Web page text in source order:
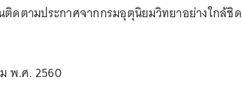
ติดตามประกาศจากกรมอุตุนิยมวิทยาอย่างใกล้ชิด
พ.ศ. 2560